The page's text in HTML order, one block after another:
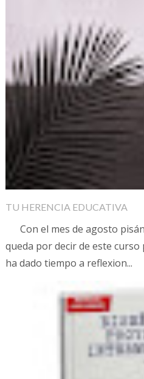
TU HERENCIA EDUCATIVA
Con el mes de agosto
queda por decir de este curso
ha dado tiempo a reflexion...